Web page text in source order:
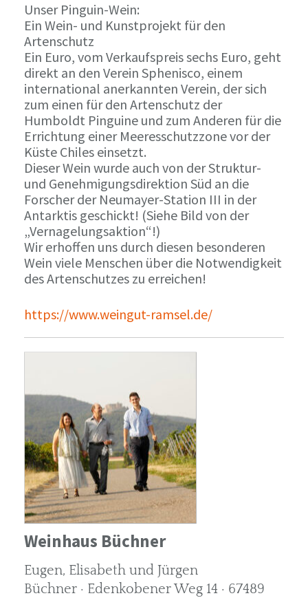
Unser Pinguin-Wein:
Ein Wein- und Kunstprojekt für den
Artenschutz
Ein Euro, vom Verkaufspreis sechs Euro, geht
direkt an den Verein Sphenisco, einem
international anerkannten Verein, der sich
zum einen für den Artenschutz der
Humboldt Pinguine und zum Anderen für die
Errichtung einer Meeresschutzzone vor der
Küste Chiles einsetzt.
Dieser Wein wurde auch von der Struktur-
und Genehmigungsdirektion Süd an die
Forscher der Neumayer-Station III in der
Antarktis geschickt! (Siehe Bild von der
„Vernagelungsaktion“!)
Wir erhoffen uns durch diesen besonderen
Wein viele Menschen über die Notwendigkeit
des Artenschutzes zu erreichen!
https://www.weingut-ramsel.de/
Weinhaus Büchner
Eugen, Elisabeth und Jürgen
Büchner · Edenkobener Weg 14 · 67489